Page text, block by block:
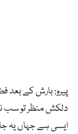
پیرو: بارش کے بعد
دلکش منظر تو سب
ایسی ہے جہاں یہ